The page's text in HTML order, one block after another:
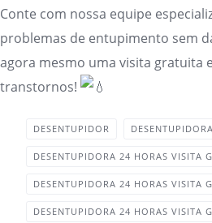
Conte com nossa equipe
problemas de entupimento sem
agora mesmo uma visita gratuita
transtornos!
DESENTUPIDOR DESENTUPIDORA
DESENTUPIDORA 24 HORAS VISITA
DESENTUPIDORA 24 HORAS VISITA
DESENTUPIDORA 24 HORAS VISITA